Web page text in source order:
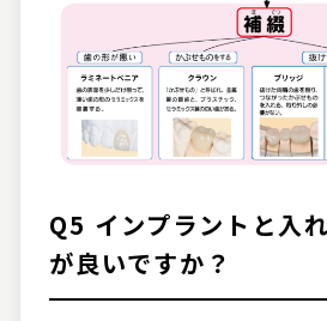
Q5 インプラントと入
が良いですか？